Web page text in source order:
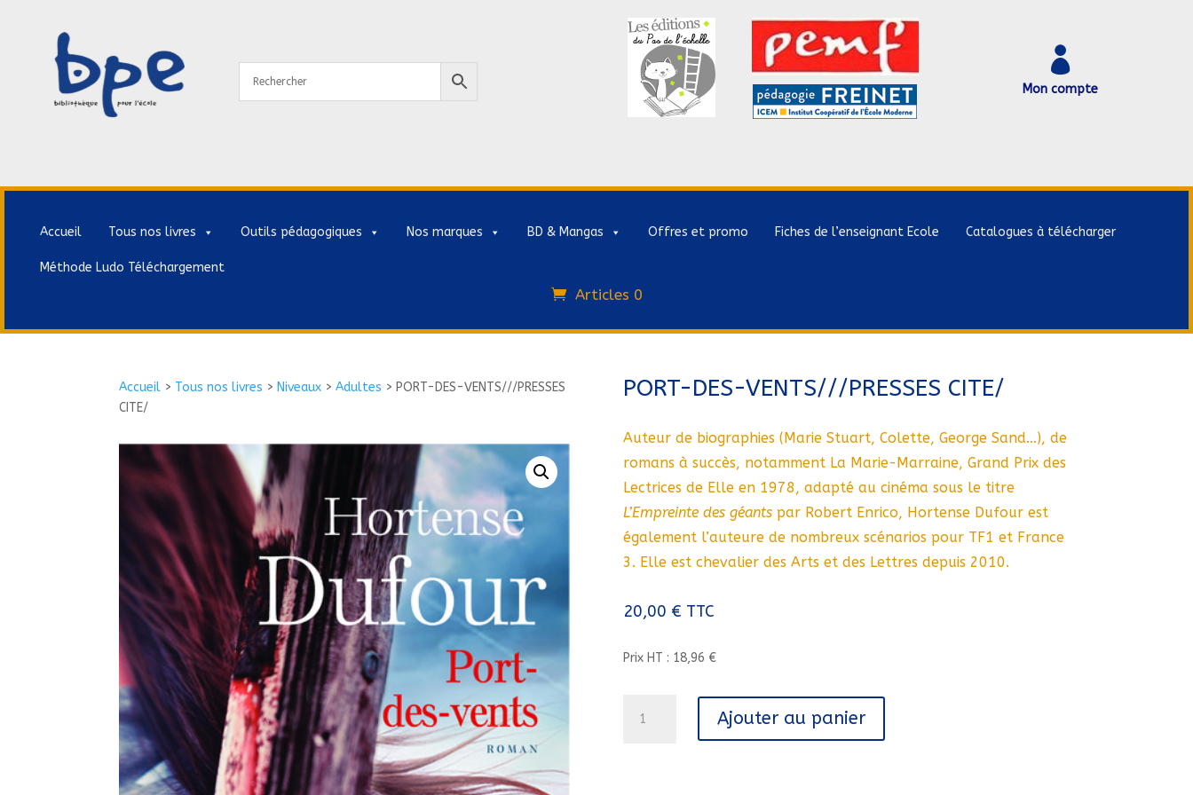

Mon compte
Accueil Tous nos livres Outils pédagogiques Nos marques BD & Mangas Offres et promo Fiches de l’enseignant Ecole Catalogues à télécharger
Méthode Ludo Téléchargement
Articles 0
Accueil > Tous nos livres > Niveaux >Adultes > PORT-DES-VENTS///PRESSES
CITE/
PORT-DES-VENTS///PRESSES CITE/
Auteur de biographies (Marie Stuart, Colette, George Sand…), de
romans à succès, notamment La Marie-Marraine, Grand Prix des
Lectrices de Elle en 1978, adapté au cinéma sous le titre
L’Empreinte des géants par Robert Enrico, Hortense Dufour est
également l’auteure de nombreux scénarios pour TF1 et France
3. Elle est chevalier des Arts et des Lettres depuis 2010.
20,00 € TTC
Prix HT : 18,96 €
Ajouter au panier